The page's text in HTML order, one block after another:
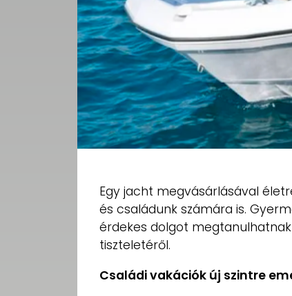
Egy jacht megvásárlásával
és családunk számára is.
érdekes dolgot
tiszteletéről.
Családi vakációk új szintre